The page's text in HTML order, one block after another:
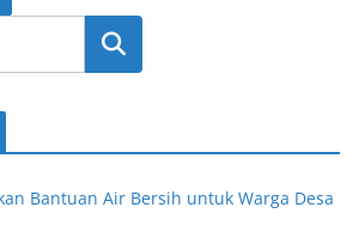
Cari
Bantuan Air Bersih untuk Warga Desa